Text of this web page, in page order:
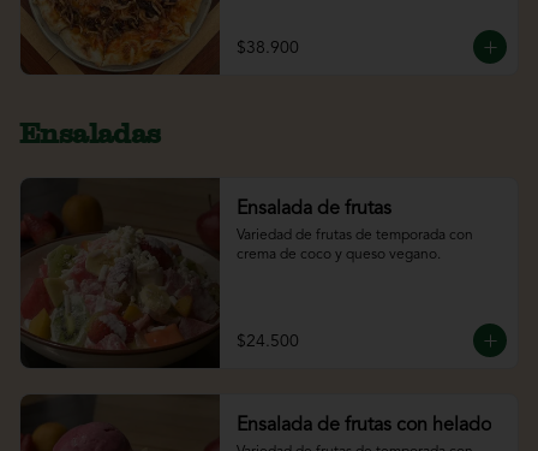
$38.900
Ensaladas
Ensalada de frutas
Variedad de frutas de temporada con
crema de coco y queso vegano.
$24.500
Ensalada de frutas con helado